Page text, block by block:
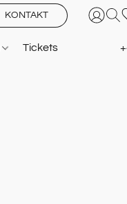
KONTAKT
Tickets